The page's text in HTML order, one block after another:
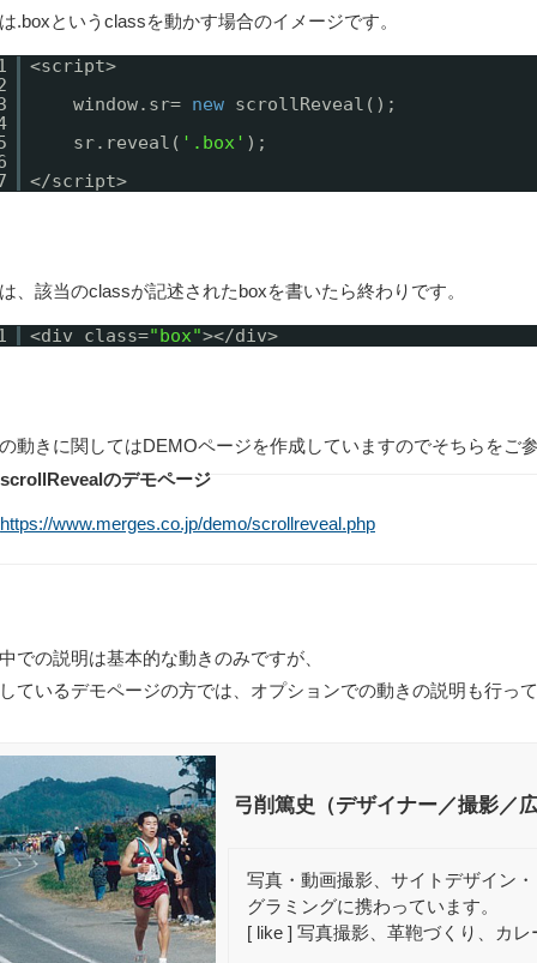
.boxというclassを動かす場合のイメージです。
<script>
window.sr= new scrollReveal();
sr.reveal( '.box' );
</script>
、該当のclassが記述されたboxを書いたら終わりです。
<div class="box"></div>
動きに関してはDEMOページを作成していますのでそちらをご
scrollRevealのデモページ
https://www.merges.co.jp/demo/scrollreveal.php
での説明は基本的な動きのみですが、
ているデモページの方では、オプションでの動きの説明も行っ
弓削篤史（デザイナー／撮影／
写真・動画撮影、サイトデザイン
グラミングに携わっています。
[ like ] 写真撮影、革鞄づくり、カ